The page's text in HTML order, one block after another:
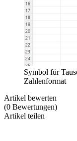
Symbol für
Zahlenformat
Artikel bewerten
(0 Bewertungen)
Artikel teilen